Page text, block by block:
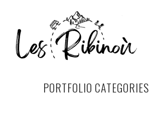
PORTFOLIO